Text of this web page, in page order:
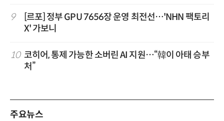
9
[르포] 정부 GPU 7656장 운영 최전선…'NHN 팩토리
X' 가보니
10 코히어, 통제 가능한 소버린 AI 지원…“韓이 아태 승부
처”
주요뉴스